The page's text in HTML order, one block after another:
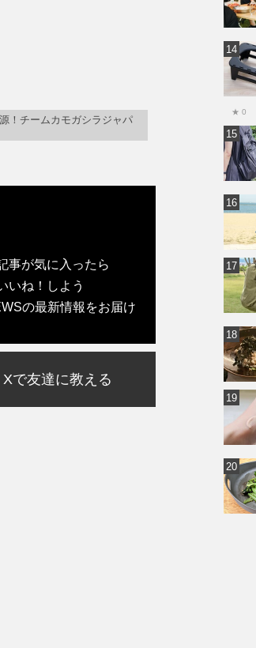
！チームカモガシラジャパ
事が気に入ったら
いね！しよう
の最新情報をお届け
Xで友達に教える
★ 0